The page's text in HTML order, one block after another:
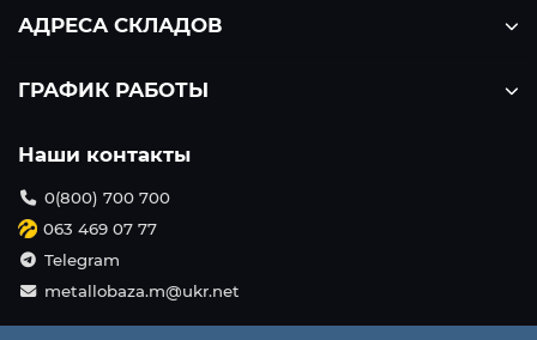
АДРЕСА СКЛАДОВ
ГРАФИК РАБОТЫ
Наши контакты
0(800) 700 700
063 469 07 77
Telegram
metallobaza.m@ukr.net